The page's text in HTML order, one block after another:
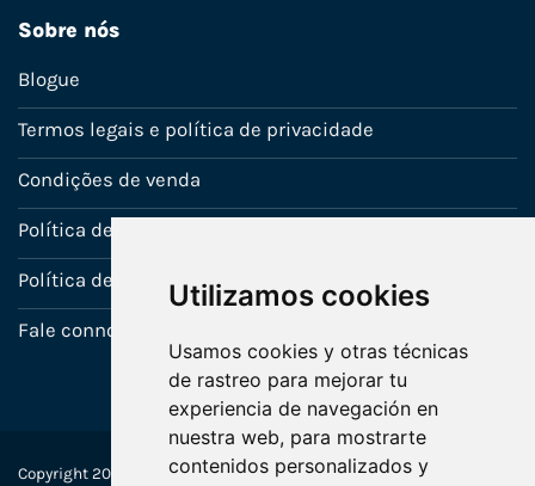
Utilizamos cookies
Usamos cookies y otras técnicas
de rastreo para mejorar tu
experiencia de navegación en
nuestra web, para mostrarte
contenidos personalizados y
Sobre nós
Blogue
Termos legais e política de privacidade
Condições de venda
Política de Garantia
Política de utilização de cookies
Fale connosco
Copyright 2022-2025 © Ecosistemas Informáticos España SL –